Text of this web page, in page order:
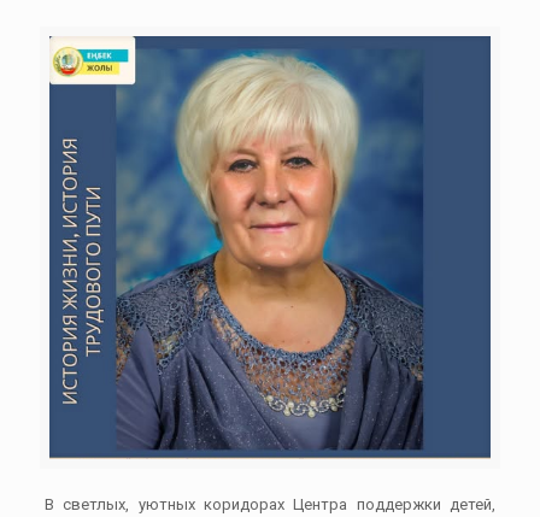
В светлых, уютных коридорах Центра поддержки детей,